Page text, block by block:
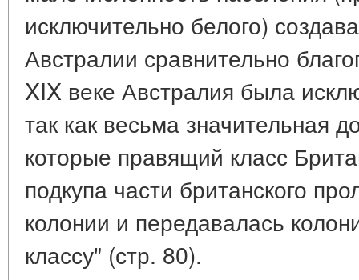
исключительно белого)
Австралии сравнительно
XIX веке Австралия была
так как весьма значительная
которые правящий класс
подкупа части британского
колонии и передавалась
классу" (стр. 80).